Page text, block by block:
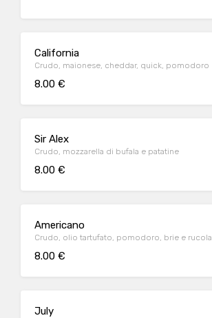
California
Crudo, maionese, cheddar, quick, pomodoro
8.00 €
Sir Alex
Crudo, mozzarella di bufala e patatine
8.00 €
Americano
Crudo, olio tartufato, pomodoro, brie e rucola
8.00 €
July